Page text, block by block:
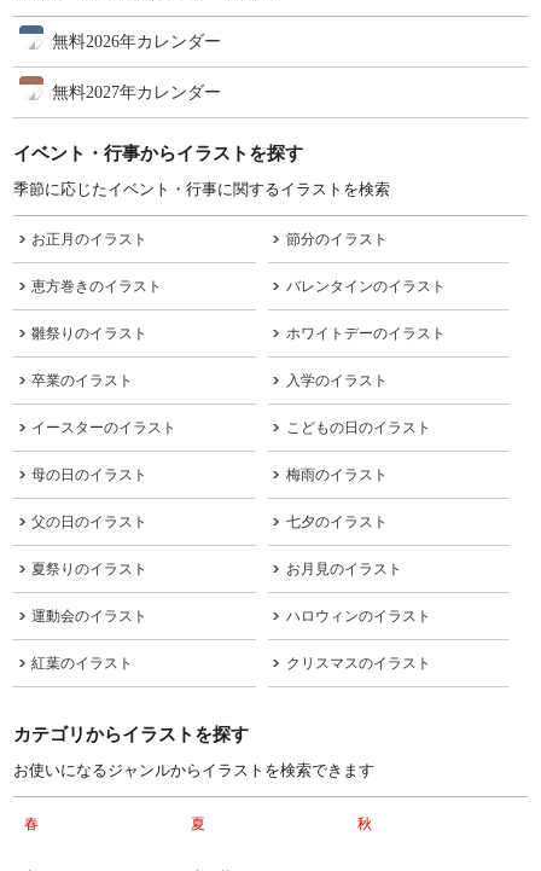
無料2026年カレンダー
無料2027年カレンダー
イベント・行事からイラストを探す
季節に応じたイベント・行事に関するイラストを検索
お正月のイラスト 節分のイラスト
恵方巻きのイラスト バレンタインのイラスト
雛祭りのイラスト ホワイトデーのイラスト
卒業のイラスト 入学のイラスト
イースターのイラスト こどもの日のイラスト
母の日のイラスト 梅雨のイラスト
父の日のイラスト 七夕のイラスト
夏祭りのイラスト お月見のイラスト
運動会のイラスト ハロウィンのイラスト
紅葉のイラスト クリスマスのイラスト
カテゴリからイラストを探す
お使いになるジャンルからイラストを検索できます
春 夏 秋